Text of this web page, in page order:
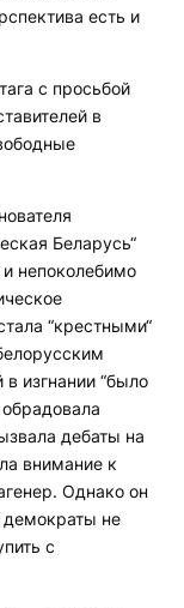
есть и
с просьбой
в
Беларусь“
и непоколебимо
“крестными“
изгнании “было
дебаты на
внимание к
Однако он
демократы не
с